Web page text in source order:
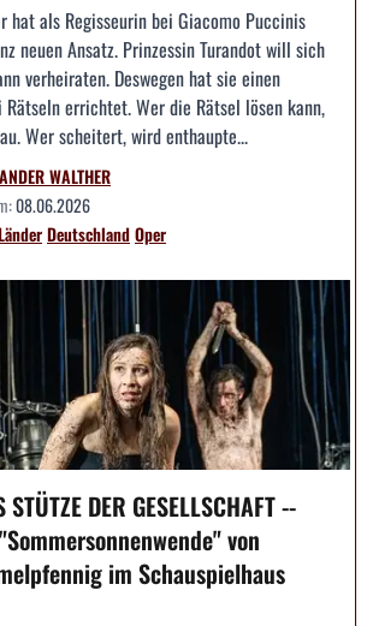
hat als Regisseurin bei Giacomo Puccinis
neuen Ansatz. Prinzessin Turandot will sich
verheiraten. Deswegen hat sie einen
errichtet. Wer die Rätsel lösen kann,
Wer scheitert, wird enthaupte...
WALTHER
08.06.2026
DeutschlandOper
DER GESELLSCHAFT --
von
im Schauspielhaus